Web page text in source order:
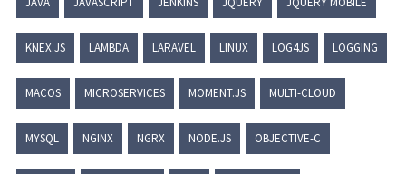
KNEX.JS LAMBDA LARAVEL LINUX LOG4JS LOGGING
MACOS MICROSERVICES MOMENT.JS MULTI-CLOUD
MYSQL NGINX NGRX NODE.JS OBJECTIVE-C